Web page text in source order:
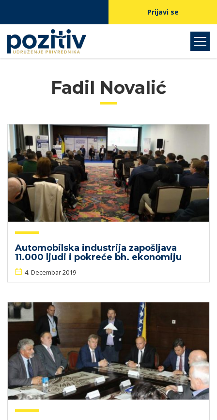
Prijavi se
Fadil Novalić
Automobilska industrija zapošljava
11.000 ljudi i pokreće bh. ekonomiju
4. Decembar 2019